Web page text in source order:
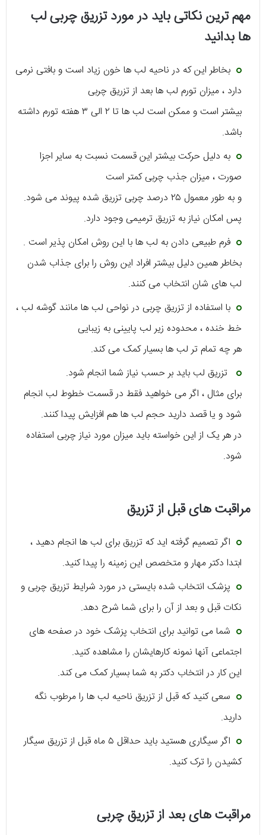
مهم ترین نکاتی باید در مورد تزریق چربی لب
ها بدانید
بخاطر این که در ناحیه لب ها خون زیاد است و بافتی نرمی
دارد ، میزان تورم لب ها بعد از تزریق چربی
بیشتر است و ممکن است لب ها تا ۲ الی ۳ هفته تورم داشته
باشد.
به دلیل حرکت بیشتر این قسمت نسبت به سایر اجزا
صورت ، میزان جذب چربی کمتر است
و به طور معمول ۲۵ درصد چربی تزریق شده پیوند می شود.
پس امکان نیاز به تزریق ترمیمی وجود دارد.
فرم طبیعی دادن به لب ها با این روش امکان پذیر است .
بخاطر همین دلیل بیشتر افراد این روش را برای جذاب شدن
لب های شان انتخاب می کنند.
با استفاده از تزریق چربی در نواحی لب ها مانند گوشه لب ،
خط خنده ، محدوده زیر لب پایینی به زیبایی
هر چه تمام تر لب ها بسیار کمک می کند.
تزریق لب باید بر حسب نیاز شما انجام شود.
برای مثال ، اگر می خواهید فقط در قسمت خطوط لب انجام
شود و یا قصد دارید حجم لب ها هم افزایش پیدا کنند.
در هر یک از این خواسته باید میزان مورد نیاز چربی استفاده
شود.
مراقبت های قبل از تزریق
اگر تصمیم گرفته اید که تزریق برای لب ها انجام دهید ،
ابتدا دکتر مهار و متخصص این زمینه را پیدا کنید.
پزشک انتخاب شده بایستی در مورد شرایط تزریق چربی و
نکات قبل و بعد از آن را برای شما شرح دهد.
شما می توانید برای انتخاب پزشک خود در صفحه های
اجتماعی آنها نمونه کارهایشان را مشاهده کنید.
این کار در انتخاب دکتر به شما بسیار کمک می کند.
سعی کنید که قبل از تزریق ناحیه لب ها را مرطوب نگه
دارید.
اگر سیگاری هستید باید حداقل ۵ ماه قبل از تزریق سیگار
کشیدن را ترک کنید.
مراقبت های بعد از تزریق چربی